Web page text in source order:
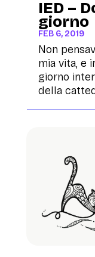
IED –
giorno
FEB 6, 2019
Non
mia vita, e
giorno
della